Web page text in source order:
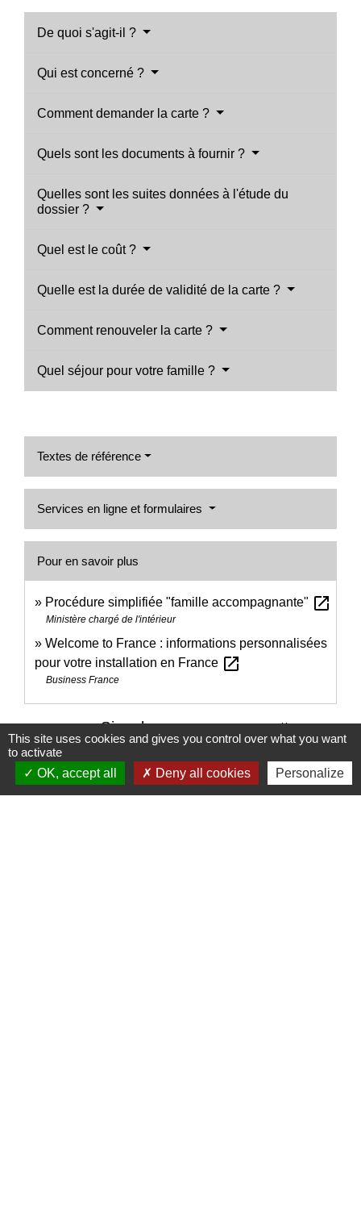
De quoi s'agit-il ?
Qui est concerné ?
Comment demander la carte ?
Quels sont les documents à fournir ?
Quelles sont les suites données à l'étude du
dossier ?
Quel est le coût ?
Quelle est la durée de validité de la carte ?
Comment renouveler la carte ?
Quel séjour pour votre famille ?
Textes de référence
Services en ligne et formulaires
Pour en savoir plus
Procédure simplifiée "famille accompagnante" open_in_new
Ministère chargé de l'intérieur
Welcome to France : informations personnalisées
pour votre installation en France open_in_new
Business France
Signaler une erreur sur cette page
This site uses cookies and gives you control over what you want
to activate
OK, accept all
Deny all cookies Personalize